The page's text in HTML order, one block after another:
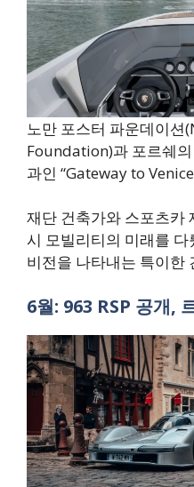
노만 포스터 파운데이
Foundation)과 포르쉐
과인 “Gateway to
재단 건축가와 스포츠카
시 모빌리티의 미래를
비전을 나타내는 특이한
6월: 963 RSP 공개,